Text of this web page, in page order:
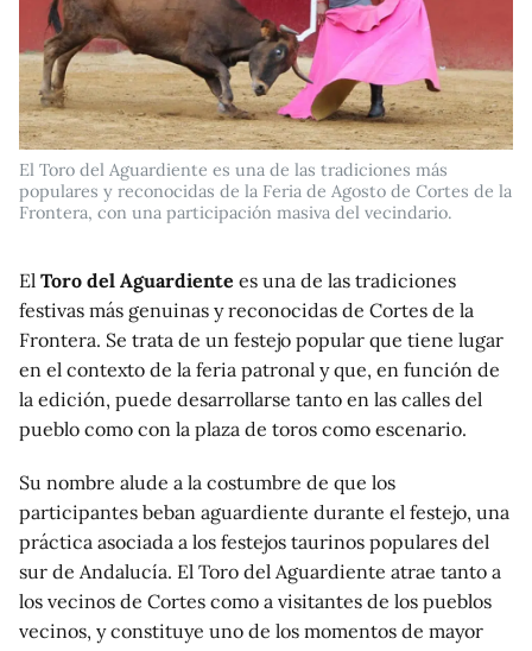
El Toro del Aguardiente es una de las tradiciones más
populares y reconocidas de la Feria de Agosto de Cortes de la
Frontera, con una participación masiva del vecindario.
El Toro del Aguardiente es una de las tradiciones
festivas más genuinas y reconocidas de Cortes de la
Frontera. Se trata de un festejo popular que tiene lugar
en el contexto de la feria patronal y que, en función de
la edición, puede desarrollarse tanto en las calles del
pueblo como con la plaza de toros como escenario.
Su nombre alude a la costumbre de que los
participantes beban aguardiente durante el festejo, una
práctica asociada a los festejos taurinos populares del
sur de Andalucía. El Toro del Aguardiente atrae tanto a
los vecinos de Cortes como a visitantes de los pueblos
vecinos, y constituye uno de los momentos de mayor